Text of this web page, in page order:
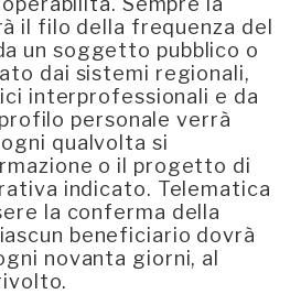
il filo della frequenza del
un soggetto pubblico o
dai sistemi regionali,
interprofessionali e da
personale verrà
qualvolta si
o il progetto di
indicato. Telematica
la conferma della
beneficiario dovrà
novanta giorni, al